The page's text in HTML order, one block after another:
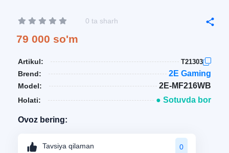
0 ta sharh
79 000 so'm
Artikul: T21303
Brend: 2E Gaming
Model: 2E-MF216WB
Holati: ● Sotuvda bor
Ovoz bering:
Tavsiya qilaman 0